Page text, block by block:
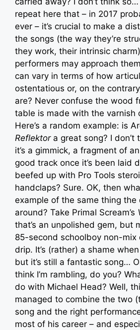
repeat here that – in 2017
ever – it’s crucial to make a
the songs (the way they’re
they work, their intrinsic
performers may approach
can vary in terms of how
ostentatious or, on the
are? Never confuse the wood
table is made with the varnish
Here’s a random example: is
Reflektora great song? I don’t
it’s a gimmick, a fragment of
good track once it’s been laid
beefed up with Pro Tools
handclaps? Sure. OK, then
example of the same thing the
around? Take Primal Scream’s
that’s an unpolished gem, but
85-second schoolboy non-mix
drip. It’s (rather) a shame
but it’s still a fantastic song…
think I’m rambling, do you?
do with Michael Head? Well,
managed to combine the two
song and the right
most of his career – and